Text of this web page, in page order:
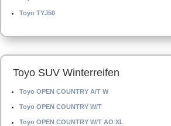
Toyo TYJ50
Toyo SUV Winterreifen
Toyo OPEN COUNTRY A/T W
Toyo OPEN COUNTRY W/T
Toyo OPEN COUNTRY W/T AO XL